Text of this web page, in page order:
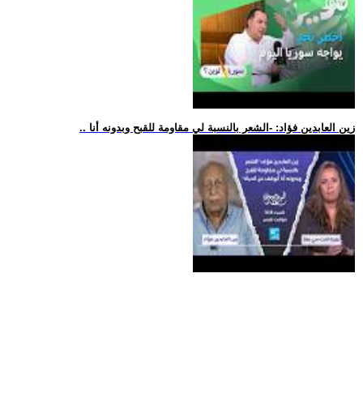
.. زين العابدين فؤاد: -الشعر بالنسبة لي مقاومة للقبح وبدونه أنا